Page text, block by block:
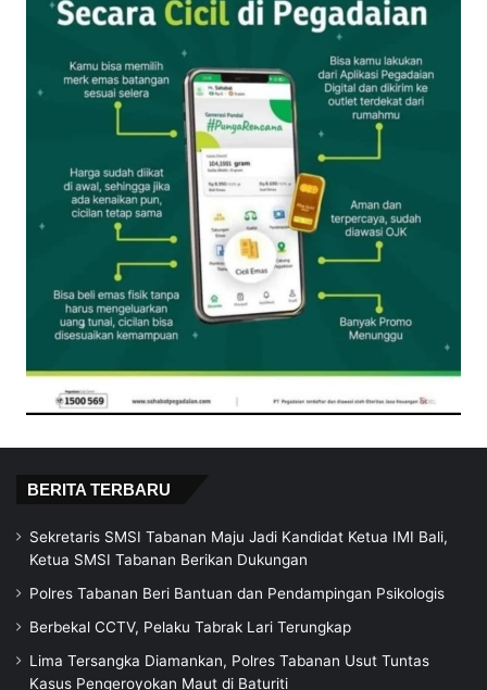
BERITA TERBARU
Sekretaris SMSI Tabanan Maju Jadi Kandidat Ketua IMI Bali,
Ketua SMSI Tabanan Berikan Dukungan
Polres Tabanan Beri Bantuan dan Pendampingan Psikologis
Berbekal CCTV, Pelaku Tabrak Lari Terungkap
Lima Tersangka Diamankan, Polres Tabanan Usut Tuntas
Kasus Pengeroyokan Maut di Baturiti